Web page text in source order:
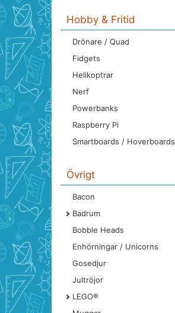
Hobby & Fritid
Drönare / Quad
Fidgets
Helikoptrar
Nerf
Powerbanks
Raspberry Pi
Smartboards / Hoverboards
Övrigt
Bacon
Badrum
Bobble Heads
Enhörningar / Unicorns
Gosedjur
Jultröjor
LEGO®